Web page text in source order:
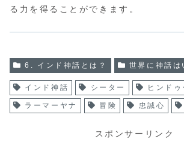
る力を得ることができます。
6. インド神話とは？ 世界に神話は
インド神話 シーター ヒンドゥ
ラーマーヤナ 冒険 忠誠心
スポンサーリンク